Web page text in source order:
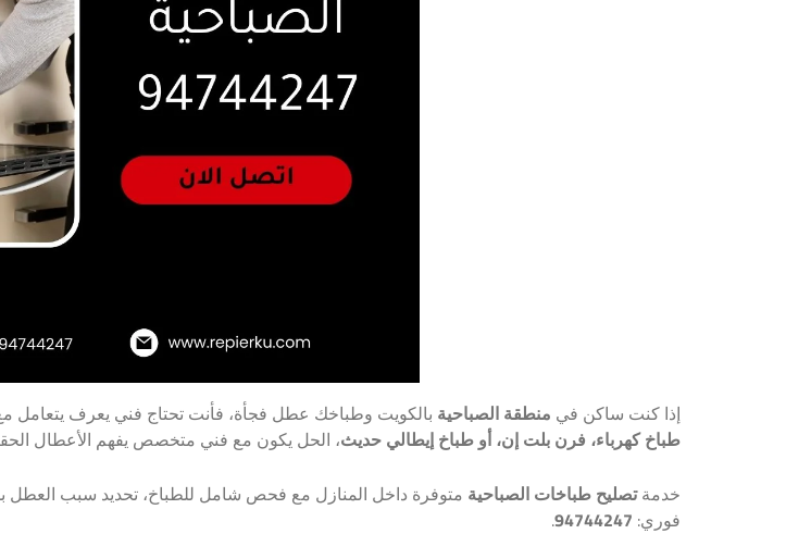
إذا كنت ساكن في منطقة الصباحية بالكويت وطباخك عطل فجأة، فأنت تحتاج فني يعرف
طباخ كهرباء، فرن بلت إن، أو طباخ إيطالي حديث، الحل يكون مع فني متخصص يفهم الأعطال
خدمةتصليح طباخات الصباحية متوفرة داخل المنازل مع فحص شامل للطباخ، تحديد سبب العطل
فوري: 94744247
.